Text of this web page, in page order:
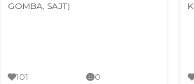
GOMBA, SAJT)
101 0